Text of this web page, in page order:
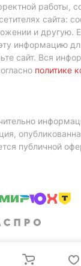
работы,
сайта:
и другую.
информацию
сайт. Вся
политике
публичной